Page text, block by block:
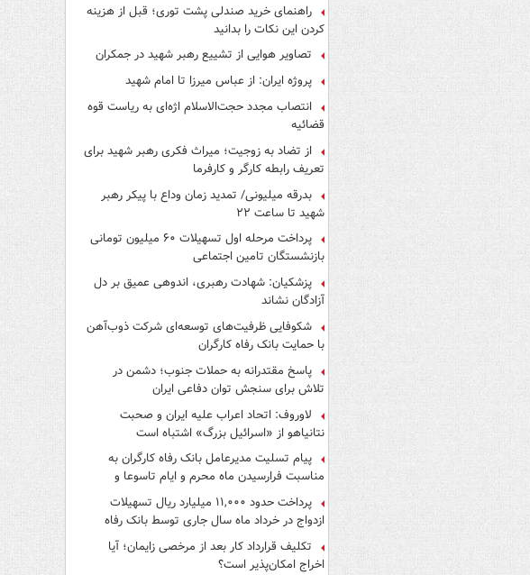
راهنمای خرید صندلی پشت توری؛ قبل از هزینه
کردن این نکات را بدانید
تصاویر هوایی از تشییع رهبر شهید در جمکران
پروژه ایران: از عباس میرزا تا امام شهید
انتصاب مجدد حجت‌الاسلام اژه‌ای به ریاست قوه‌
قضائیه
از تضاد به زوجیت؛ میراث فکری رهبر شهید برای
تعریف رابطه کارگر و کارفرما
بدرقه میلیونی/ تمدید زمان وداع با پیکر رهبر
شهید تا ساعت ۲۲
پرداخت مرحله اول تسهیلات ۶۰ میلیون تومانی
بازنشستگان تامین اجتماعی
پزشکیان: شهادت رهبری، اندوهی عمیق بر دل
آزادگان نشاند
شکوفایی ظرفیت‌های توسعه‌ای شرکت ذوب‌آهن
با حمایت‌ بانک رفاه کارگران
پاسخ مقتدرانه به حملات جنوب؛ دشمن در
تلاش برای سنجش توان دفاعی ایران
لاوروف: اتحاد اعراب علیه ایران و صحبت
نتانیاهو از «اسرائیل بزرگ» اشتباه است
پیام تسلیت مدیرعامل بانک رفاه کارگران به
مناسبت فرارسیدن ماه محرم و ایام تاسوعا و
عاشورای حسینی
پرداخت حدود ۱۱,۰۰۰ میلیارد ریال تسهیلات
ازدواج در خرداد ماه سال جاری توسط بانک رفاه
کارگران
تکلیف قرارداد کار بعد از مرخصی زایمان؛ آیا
اخراج امکان‌پذیر است؟